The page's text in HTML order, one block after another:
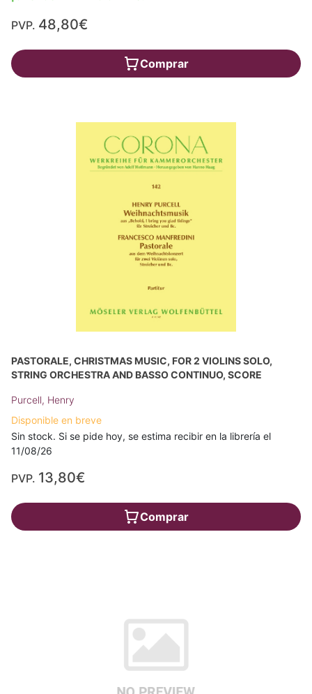
PVP. 48,80€
Comprar
PASTORALE, CHRISTMAS MUSIC, FOR 2 VIOLINS SOLO,
STRING ORCHESTRA AND BASSO CONTINUO, SCORE
Purcell, Henry
Disponible en breve
Sin stock. Si se pide hoy, se estima recibir en la librería el
11/08/26
PVP. 13,80€
Comprar